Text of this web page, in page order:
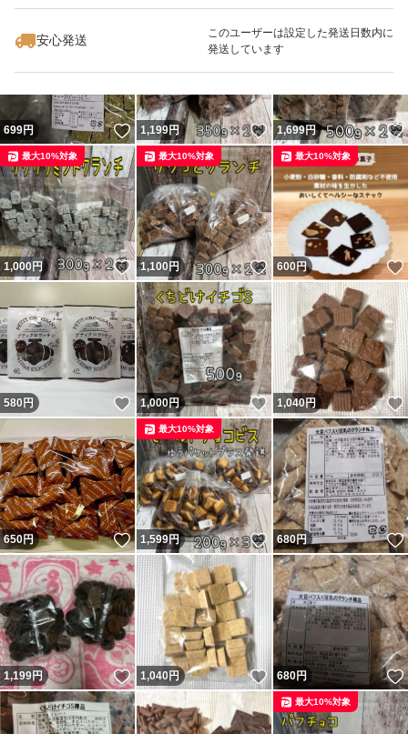
安心発送
このユーザーは設定した発送日数内に
発送しています
699円 いいね！
1,199円 いいね！
1,699円
1,000円 いいね！
最大10%対象
1,100円 いいね！
最大10%対象
600円
最大10%対象
580円 いいね！
1,000円 いいね！
1,040円
650円 いいね！
1,599円 いいね！
最大10%対象
680円
1,199円 いいね！
1,040 円 いいね！
680円
最大10%対象